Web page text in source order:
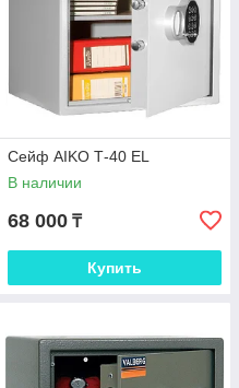
Сейф AIKO Т-40 EL
В наличии
68 000 ₸
Купить